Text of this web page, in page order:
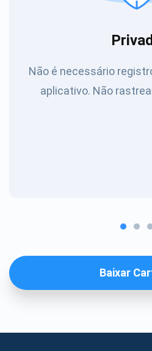
Não é necessário
aplicativo. Não
Baixar